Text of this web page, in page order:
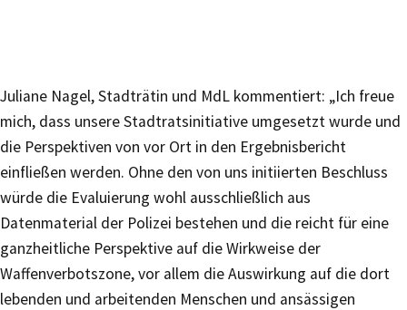
Juliane Nagel, Stadträtin und MdL kommentiert: „Ich freue
mich, dass unsere Stadtratsinitiative umgesetzt wurde und
die Perspektiven von vor Ort in den Ergebnisbericht
einfließen werden. Ohne den von uns initiierten Beschluss
würde die Evaluierung wohl ausschließlich aus
Datenmaterial der Polizei bestehen und die reicht für eine
ganzheitliche Perspektive auf die Wirkweise der
Waffenverbotszone, vor allem die Auswirkung auf die dort
lebenden und arbeitenden Menschen und ansässigen